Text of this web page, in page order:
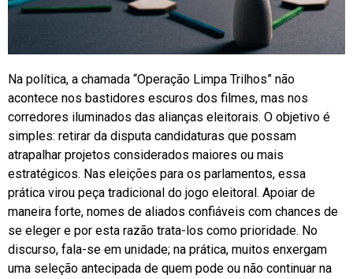
Na política, a chamada “Operação Limpa Trilhos” não
acontece nos bastidores escuros dos filmes, mas nos
corredores iluminados das alianças eleitorais. O objetivo é
simples: retirar da disputa candidaturas que possam
atrapalhar projetos considerados maiores ou mais
estratégicos. Nas eleições para os parlamentos, essa
prática virou peça tradicional do jogo eleitoral. Apoiar de
maneira forte, nomes de aliados confiáveis com chances de
se eleger e por esta razão trata-los como prioridade. No
discurso, fala-se em unidade; na prática, muitos enxergam
uma seleção antecipada de quem pode ou não continuar na